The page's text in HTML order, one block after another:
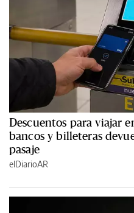
Descuentos para viajar
bancos y billeteras
pasaje
elDiarioAR